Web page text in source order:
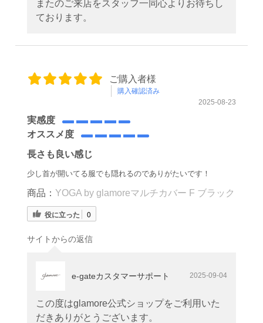
またのご来店をスタッフ一同心よりお待ちし
ております。
ご購入者様
購入確認済み
2025-08-23
実感度
オススメ度
長さも良い感じ
少し首が開いてる服でも隠れるのでありがたいです！
商品： YOGA by glamoreマルチカバー F ブラック
役に立った 0
サイトからの返信
e-gateカスタマーサポート 2025-09-04
この度はglamore公式ショップをご利用いた
だきありがとうございます。